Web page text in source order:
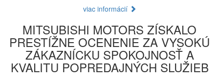
viac informácií
MITSUBISHI MOTORS ZÍSKALO
PRESTÍŽNE OCENENIE ZA VYSOKÚ
ZÁKAZNÍCKU SPOKOJNOSŤ A
KVALITU POPREDAJNÝCH SLUŽIEB